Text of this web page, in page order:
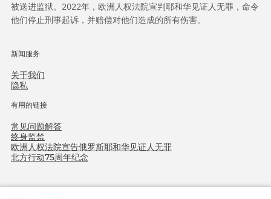
被送进监狱。2022年，欧洲人权法院宣判耶和华见证人无罪，命令
他们停止刑事起诉，并赔偿对他们造成的所有伤害。
新闻服务
关于我们
隐私
有用的链接
常见问题解答
终身监禁
欧洲人权法院宣告俄罗斯耶和华见证人无罪
北方行动75周年纪念